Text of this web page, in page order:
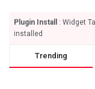
Plugin Install
: Widget
installed
Trending